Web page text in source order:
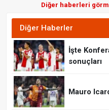
Diğer haberleri
Diğer Haberler
İşte
sonuçları
Mauro